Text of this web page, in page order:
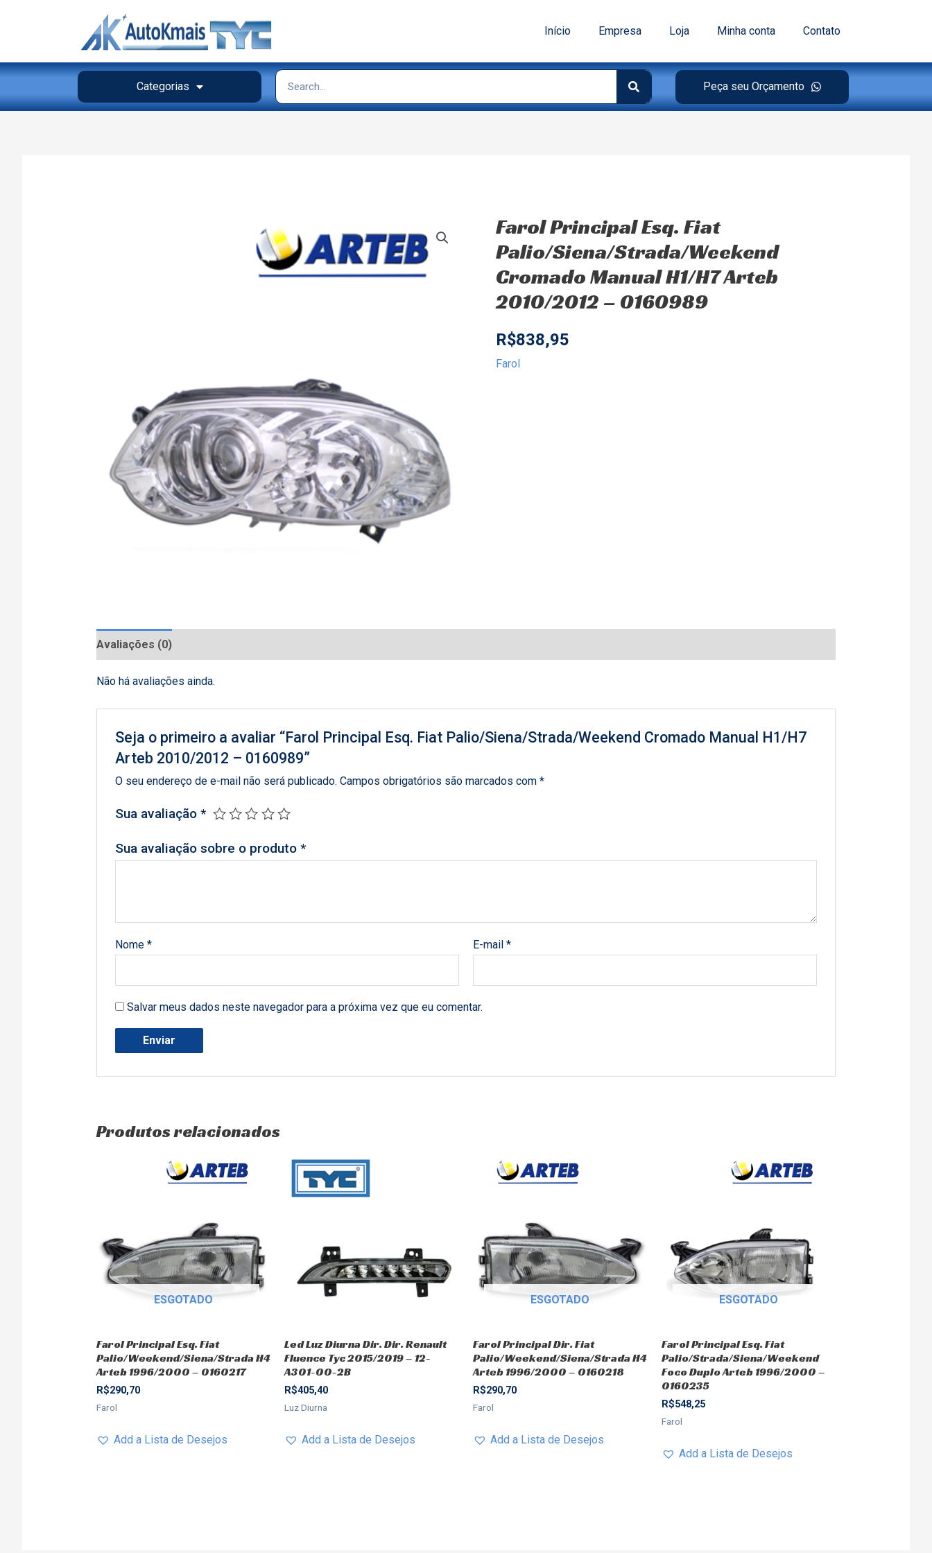
Início Empresa Loja Minha conta Contato
Categorias Peça seu Orçamento
Farol Principal Esq. Fiat
Palio/Siena/Strada/Weekend
Cromado Manual H1/H7 Arteb
2010/2012 – 0160989
R$838,95
Farol
Avaliações (0)
Não há avaliações ainda.
Seja o primeiro a avaliar “Farol Principal Esq. Fiat Palio/Siena/Strada/Weekend Cromado Manual H1/H7
Arteb 2010/2012 – 0160989”
O seu endereço de e-mail não será publicado. Campos obrigatórios são marcados com*
Sua avaliação*
Sua avaliação sobre o produto*
Nome* E-mail*
Salvar meus dados neste navegador para a próxima vez que eu comentar.
Produtos relacionados
ESGOTADO
Farol Principal Esq. Fiat
Palio/Weekend/Siena/Strada H4
Arteb 1996/2000 – 0160217
R$290,70
Farol
Add a Lista de Desejos
Led Luz Diurna Dir. Dir. Renault
Fluence Tyc 2015/2019 – 12-
A301-00-2B
R$405,40
Luz Diurna
Add a Lista de Desejos
ESGOTADO
Farol Principal Dir. Fiat
Palio/Weekend/Siena/Strada H4
Arteb 1996/2000 – 0160218
R$290,70
Farol
Add a Lista de Desejos
ESGOTADO
Farol Principal Esq. Fiat
Palio/Strada/Siena/Weekend
Foco Duplo Arteb 1996/2000 –
0160235
R$548,25
Farol
Add a Lista de Desejos